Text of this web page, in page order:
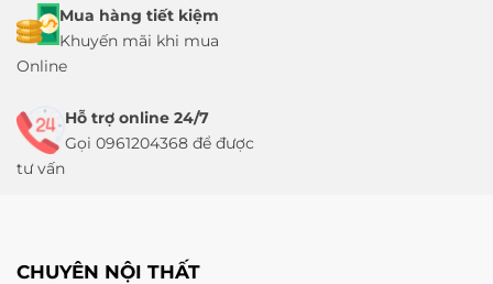
Mua hàng tiết kiệm
Khuyến mãi khi mua
Online
Hỗ trợ online 24/7
Gọi 0961204368 để được
tư vấn
CHUYÊN NỘI THẤT